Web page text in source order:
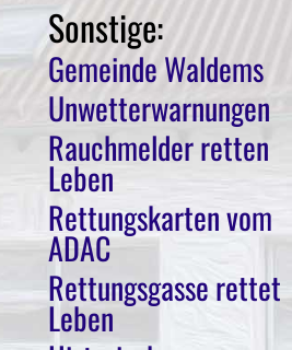
Sonstige:
Gemeinde Waldems
Unwetterwarnungen
Rauchmelder retten
Leben
Rettungskarten vom
ADAC
Rettungsgasse rettet
Leben